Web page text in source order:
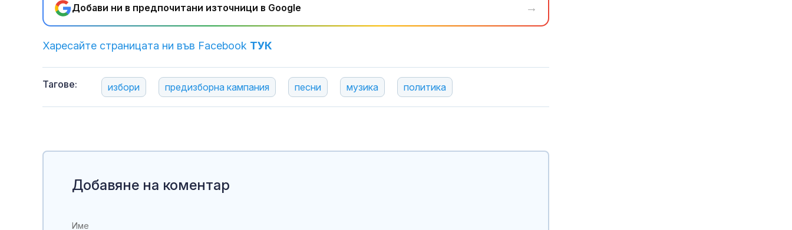
Добави ни в предпочитани източници в Google →
Харесайте страницата ни във Facebook ТУК
Тагове: избори предизборна кампания песни музика политика
Добавяне на коментар